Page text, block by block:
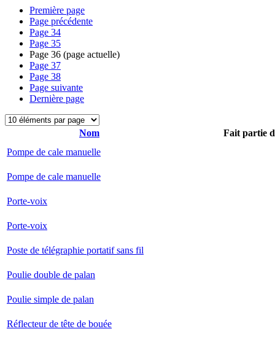
Première page
Page précédente
Page 34
Page 35
Page 36 (page actuelle)
Page 37
Page 38
Page suivante
Dernière page
Nom
Fait partie
Pompe de cale manuelle
Pompe de cale manuelle
Porte-voix
Porte-voix
Poste de télégraphie portatif sans fil
Poulie double de palan
Poulie simple de palan
Réflecteur de tête de bouée